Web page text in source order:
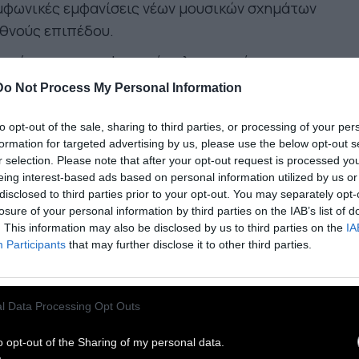
Not Process My Personal Information
opt-out of the sale, sharing to third parties, or processing of your
for targeted advertising by us, please use the below opt-out
selection. Please note that after your opt-out request is processed
interest-based ads based on personal information utilized by us
to third parties prior to your opt-out. You may separately
of your personal information by third parties on the IAB’s list of
This information may also be disclosed by us to third parties on the
Participants that may further disclose it to other third parties.
Data Processing Opt Outs
opt-out of the Sharing of my personal data.
εμφανίσεις νέων μουσικών σχημάτων
επιπέδου.
του φετινού καλοκαιριού
12 Ιουνίου 2026 Ι ώρα 21:00
Μέγαρο Μουσικής Αθηνών & Minos
16 & Τετάρτη 17 Ιουνίου 2026 Ι ώρα 20:30
στον Κήπο του Μεγάρου «Οι
του Ηρακλή»
Μέγαρο Μουσικής Αθηνών & Θίασος
19 Ιουνίου 2026 Ι ώρα 21:00
Κινηματογράφος & Μουσική